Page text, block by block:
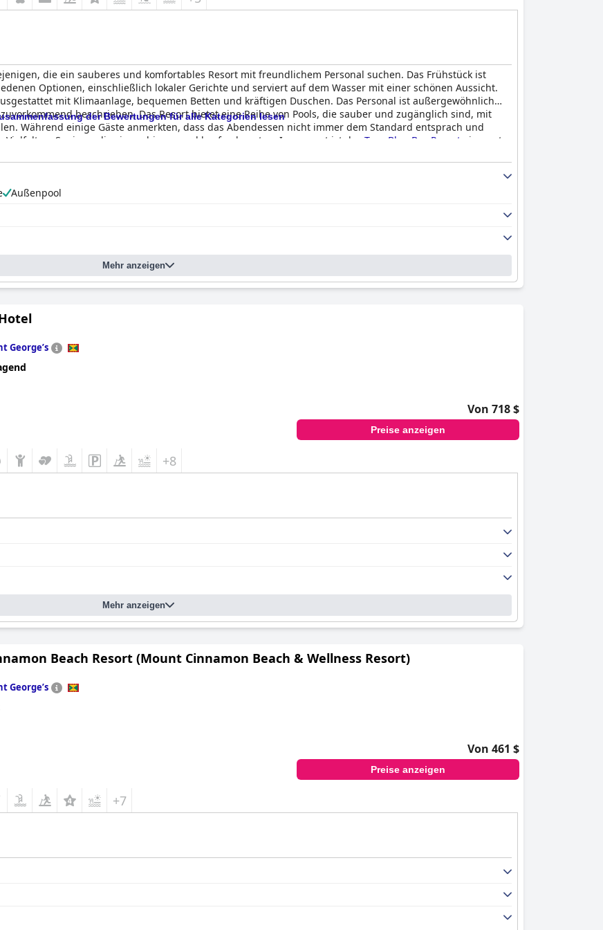
die ein sauberes und komfortables Resort mit freundlichem Personal suchen. Das Frühstück ist
Optionen, einschließlich lokaler Gerichte und serviert auf dem Wasser mit einer schönen Aussicht.
mit Klimaanlage, bequemen Betten und kräftigen Duschen. Das Personal ist außergewöhnlich
beschrieben. Das Resort bietet eine Reihe von Pools, die sauber und zugänglich sind, mit
Während einige Gäste anmerkten, dass das Abendessen nicht immer dem Standard entsprach und
an Speisen, die sie probieren und kaufen konnten. Insgesamt ist das True Blue Bay Resort
eine gute
Urlaub verbringen möchten.
der Bewertungen für alle Kategorien lesen
Außenpool
Mehr anzeigen
Georgeʼs
Von 718 $
Preise anzeigen
+8
Mehr anzeigen
Beach Resort (Mount Cinnamon Beach & Wellness Resort)
Georgeʼs
Von 461 $
Preise anzeigen
+7